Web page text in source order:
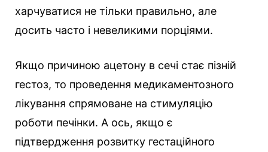
харчуватися не тільки правильно, але
досить часто і невеликими порціями.
Якщо причиною ацетону в сечі стає пізній
гестоз, то проведення медикаментозного
лікування спрямоване на стимуляцію
роботи печінки. А ось, якщо є
підтвердження розвитку гестаційного